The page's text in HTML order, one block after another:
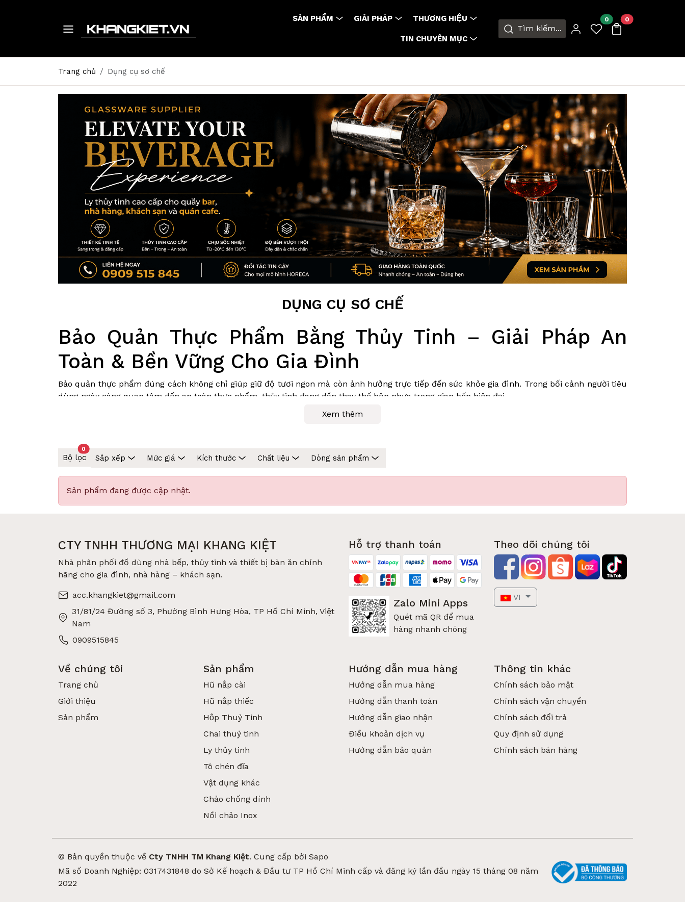
SẢN PHẨM GIẢI PHÁP THƯƠNG HIỆU
TIN CHUYÊN MỤC
Tìm kiếm...
0 0
Trang chủ Dụng cụ sơ chế
DỤNG CỤ SƠ CHẾ
Bảo Quản Thực Phẩm Bằng Thủy Tinh – Giải Pháp An
Toàn & Bền Vững Cho Gia Đình
Bảo quản thực phẩm đúng cách không chỉ giúp giữ độ tươi ngon mà còn ảnh hưởng trực tiếp đến sức khỏe gia đình. Trong bối cảnh người tiêu
dùng ngày càng quan tâm đến an toàn thực phẩm, thủy tinh đang dần thay thế hộp nhựa trong gian bếp hiện đại.
Vậy vì sao bảo quản thực phẩm bằng thủy tinh lại được đánh giá cao? Và làm thế nào để chọn đúng sản phẩm phù hợp?
Vì Sao Nên Bảo Quản Thực Phẩm Bằng Thủy Tinh?
Thủy tinh là vật liệu:
Trơ hóa học
Không phản ứng với thực phẩm
Không hấp thụ mùi
Không giữ màu
Không chứa BPA
Các thương hiệu châu Âu như: Bormioli Rocco và Duralex đều sản xuất theo tiêu chuẩn nghiêm ngặt về an toàn thực phẩm.
So Sánh Thủy Tinh Và Nhựa Trong Bảo Quản
Khi bảo quản thực phẩm, thủy tinh và nhựa đều phổ biến nhưng có sự khác biệt rõ ràng.
Thủy tinh an toàn hơn khi tiếp xúc nhiệt, không hấp thụ mùi, không giữ màu thực phẩm và có tuổi thọ sử dụng lâu dài. Bề mặt nhẵn giúp hạn
chế vi khuẩn tích tụ và dễ vệ sinh.
Trong khi đó, hộp nhựa nhẹ và tiện lợi, nhưng dễ trầy xước, ám mùi và có thể giảm độ an toàn khi dùng lâu hoặc tiếp xúc nhiệt cao.
Xem thêm
Bộ lọc
0
Sắp xếp Mức giá Kích thước Chất liệu Dòng sản phẩm
Sản phẩm đang được cập nhật.
CTY TNHH THƯƠNG MẠI KHANG KIỆT
Nhà phân phối đồ dùng nhà bếp, thủy tinh và thiết bị bàn ăn chính
hãng cho gia đình, nhà hàng – khách sạn.
acc.khangkiet@gmail.com
31/81/24 Đường số 3, Phường Bình Hưng Hòa, TP Hồ Chí Minh, Việt
Nam
0909515845
Hỗ trợ thanh toán
Zalo Mini Apps
Quét mã QR để mua
hàng nhanh chóng
Theo dõi chúng tôi
VI
Về chúng tôi
Trang chủ
Giới thiệu
Sản phẩm
Sản phẩm
Hũ nắp cài
Hũ nắp thiếc
Hộp Thuỷ Tinh
Chai thuỷ tinh
Ly thủy tinh
Tô chén đĩa
Vật dụng khác
Chảo chống dính
Nồi chảo Inox
Hướng dẫn mua hàng
Hướng dẫn mua hàng
Hướng dẫn thanh toán
Hướng dẫn giao nhận
Điều khoản dịch vụ
Hướng dẫn bảo quản
Thông tin khác
Chính sách bảo mật
Chính sách vận chuyển
Chính sách đổi trả
Quy định sử dụng
Chính sách bán hàng
© Bản quyền thuộc về Cty TNHH TM Khang Kiệt. Cung cấp bởi Sapo
Mã số Doanh Nghiệp: 0317431848 do Sở Kế hoạch & Đầu tư TP Hồ Chí Minh cấp và đăng ký lần đầu ngày 15 tháng 08 năm
2022